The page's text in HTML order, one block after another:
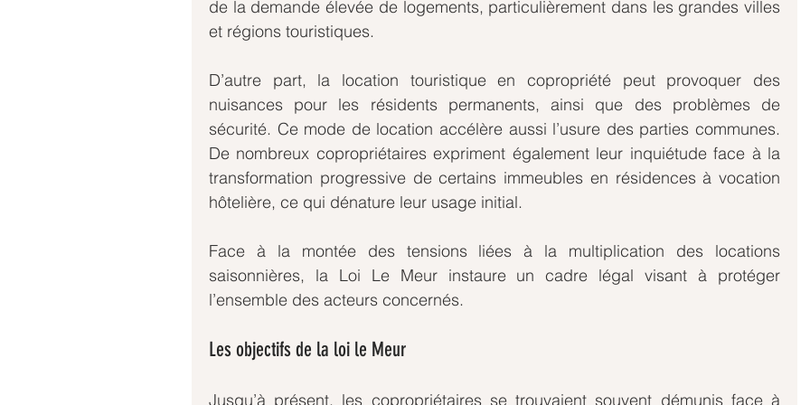
de la demande élevée de logements, particulièrement dans les grandes villes
et régions touristiques.
D’autre part, la location touristique en copropriété peut provoquer des
nuisances pour les résidents permanents, ainsi que des problèmes de
sécurité. Ce mode de location accélère aussi l’usure des parties communes.
De nombreux copropriétaires expriment également leur inquiétude face à la
transformation progressive de certains immeubles en résidences à vocation
hôtelière, ce qui dénature leur usage initial.
Face à la montée des tensions liées à la multiplication des locations
saisonnières, la Loi Le Meur instaure un cadre légal visant à protéger
l’ensemble des acteurs concernés.
Les objectifs de la loi le Meur
Jusqu’à présent, les copropriétaires se trouvaient souvent démunis face à